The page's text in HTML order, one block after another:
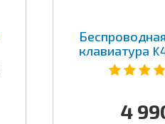
клавиатура
4